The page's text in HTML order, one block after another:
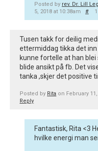
Posted by rev. Dr. Lill
5, 2018 at 10:38am
#
Tusen takk for deilig
ettermiddag tikka det
kunne fortelle at han
blide ansikt på fb. Det
tanka ,skjer det positive
Posted by Rita on February
Reply
Fantastisk, Rita <3
hvilke energi man